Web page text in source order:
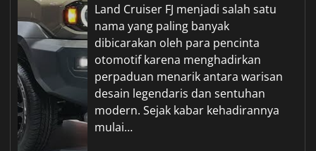
Land Cruiser FJ menjadi salah satu
nama yang paling banyak
dibicarakan oleh para pencinta
otomotif karena menghadirkan
perpaduan menarik antara warisan
desain legendaris dan sentuhan
modern. Sejak kabar kehadirannya
mulai…